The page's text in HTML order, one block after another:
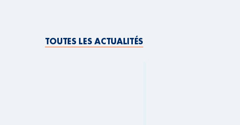
TOUTES LES ACTUALITÉS